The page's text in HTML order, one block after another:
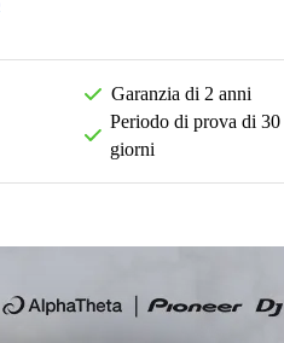
Garanzia di 2 anni
Periodo di prova di 30
giorni